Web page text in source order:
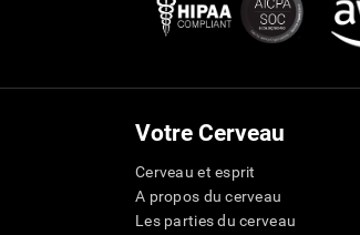
Votre Cerveau
Cerveau et esprit
A propos du cerveau
Les parties du cerveau